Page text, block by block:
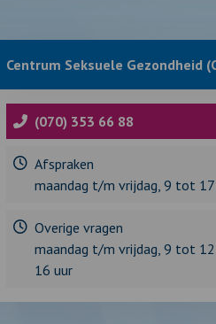
Sluit
met
informatie
over
Centrum Seksuele Gezondheid
(070) 353 66 88
Afspraken
maandag t/m vrijdag, 9 tot 17
Overige vragen
maandag t/m vrijdag, 9 tot
16 uur